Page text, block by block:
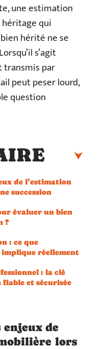
une estimation
héritage qui
hérité ne se
s’agit
transmis par
peut peser lourd,
question
de l’estimation
succession
évaluer un bien
?
: ce que
réellement
: la clé
et sécurisée
de
lors